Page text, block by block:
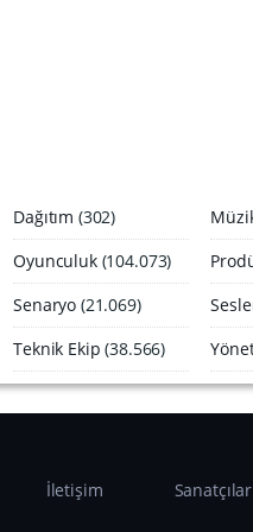
Dağıtım (302)
Oyunculuk(104.073)
Senaryo (21.069)
Teknik Ekip (38.566)
İletişim Sanatçılar